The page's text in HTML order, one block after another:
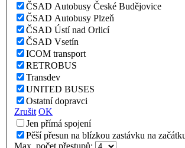
ČSAD Autobusy České Budějovice
ČSAD Autobusy Plzeň
ČSAD Ústí nad Orlicí
ČSAD Vsetín
ICOM transport
RETROBUS
Transdev
UNITED BUSES
Ostatní dopravci
Zrušit OK
Jen přímá spojení
Pěší přesun na blízkou zastávku na
Max. počet přestupů: